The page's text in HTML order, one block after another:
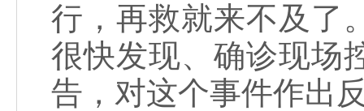
行，再救就来不及了
很快发现、确诊现场
告，对这个事件作出